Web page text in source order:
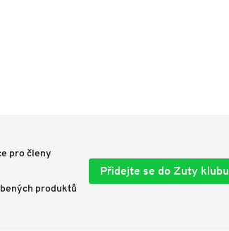
pro členy
produktů
Přidejte se do Zuty klubu